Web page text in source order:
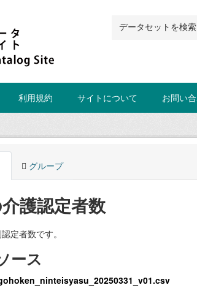
利用規約 サイトについて お問い
グループ
護認定者数
定者数です。
ース